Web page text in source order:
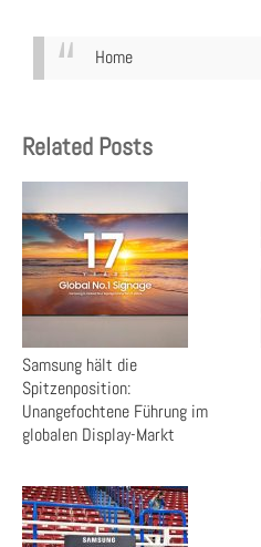
Home
Related Posts
Samsung hält die
Spitzenposition:
Unangefochtene Führung im
globalen Display-Markt